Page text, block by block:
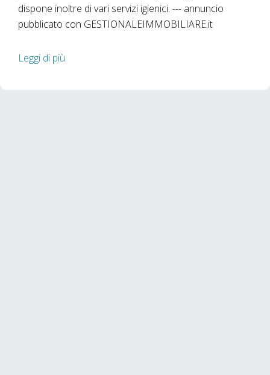
dispone inoltre di vari servizi igienici. --- annuncio
pubblicato con GESTIONALEIMMOBILIARE.it
Leggi di più